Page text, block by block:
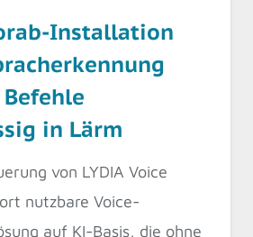
Installation
in Lärm
von LYDIA Voice
nutzbare Voice-
auf KI-Basis, die ohne